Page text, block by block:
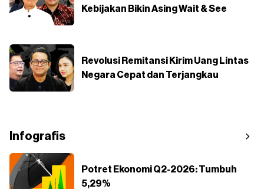
Kebijakan Bikin Asing Wait & See
Revolusi Remitansi Kirim Uang Lintas
Negara Cepat dan Terjangkau
Infografis
Potret Ekonomi Q2-2026: Tumbuh
5,29%